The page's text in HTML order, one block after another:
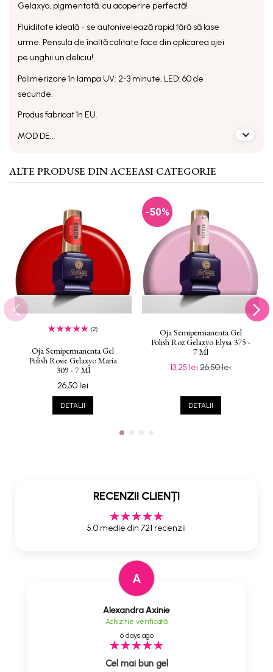
Gelaxyo, pigmentată. cu acoperire perfectă!
Fluiditate ideală - se autonivelează rapid fără să lase
urme. Pensula de înaltă calitate face din aplicarea ojei
pe unghii un deliciu!
Polimerizare în lampa UV: 2-3 minute, LED: 60 de
secunde.
Produs fabricat în EU.
MOD DE...
ALTE PRODUSE DIN ACEEASI CATEGORIE
(2)
Oja Semipermanenta Gel
Polish Rosie Gelaxyo Maria
309 - 7 Ml
26,50 lei
DETALII
-50%
Oja Semipermanenta Gel
Polish Roz Gelaxyo Elysa 375 -
7 Ml
13,25 lei26,50 lei
DETALII
RECENZII CLIENȚI
5.0 medie din 721 recenzii
A
Alexandra Axinie
Achizitie verificată
6 days ago
Cel mai bun gel